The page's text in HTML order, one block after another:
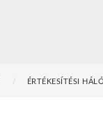
ÉRTÉKESÍTÉSI